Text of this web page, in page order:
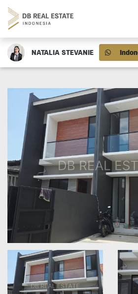
NATALIA STEVANIE